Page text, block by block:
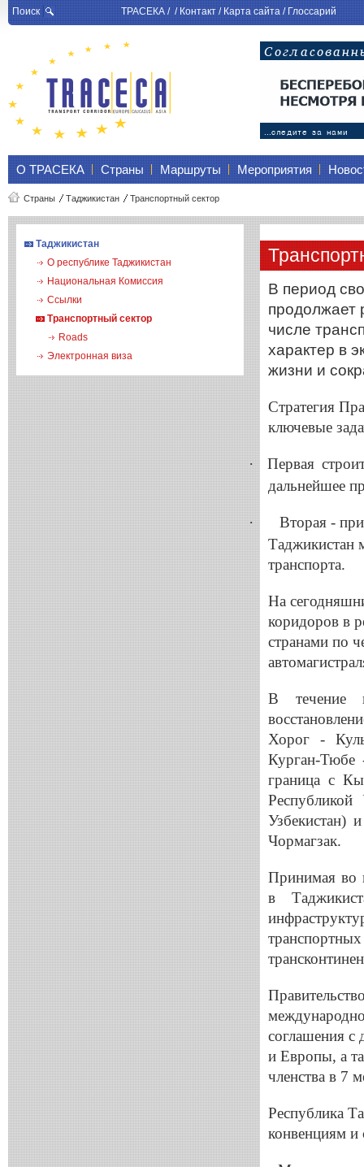
Поиск ТРАСЕКА/ /Контакт/Карта сайта/Глоссарий
О ТРАСЕКА Страны Маршруты Мероприятия
Страны Таджикистан Транспортный сектор
Таджикистан
О республике Таджикистан
Национальная Комиссия
Ссылки
Транспортный сектор
Roads
Электронная виза
В период
продолжает
числе
характер в
жизни и
Стратегия
ключевые
·
Первая
дальнейшее
·
Вторая -
Таджикистан
транспорта.
На
коридоров в
странами по
В течение
Хорог -
Курган-
граница с
Узбекистан)
Чормагзак.
Принимая во
в
соглашения
и Европы, а
членства в 7
Республика
конвенциям и